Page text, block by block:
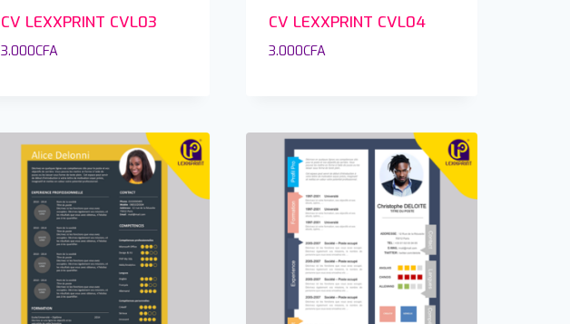
CV LEXXPRINT CVL03
3.000CFA
CV LEXXPRINT CVL04
3.000CFA